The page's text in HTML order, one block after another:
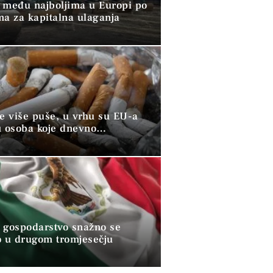
najboljima u Europi po
za kapitalna ulaganja
više puše, u vrhu su EU-a
koje dnevno
duhan
snažno se
u drugom tromjesečju